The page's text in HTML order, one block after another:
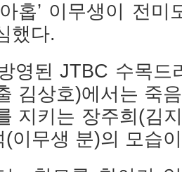
홉’ 이무생이 전
했다.
영된 JTBC 수목드
김상호)에서는 죽
지키는 장주희(김
(이무생 분)의 모습